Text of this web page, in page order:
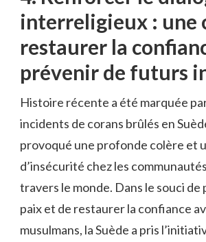
interreligieux⁤ : ⁢une
restaurer ‌la
prévenir de futurs
Histoire récente a‌ été marquée
incidents de corans⁢ brûlés ‍en⁤
⁢provoqué ⁢une profonde⁢ colère et​
⁤d’insécurité chez les​
⁣travers ⁤le monde. Dans le souci de
paix et de restaurer ⁢la confiance
musulmans, la Suède a pris